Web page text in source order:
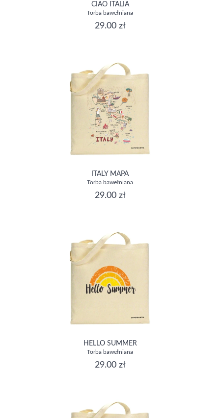
CIAO ITALIA
Torba bawełniana
29.00 zł
ITALY MAPA
Torba bawełniana
29.00 zł
HELLO SUMMER
Torba bawełniana
29.00 zł